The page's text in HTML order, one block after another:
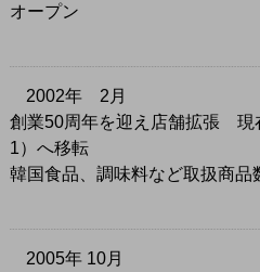
オープン
2002年 2月
創業50周年を迎え店舗拡張 現
1）へ移転
韓国食品、調味料など取扱商品
2005年 10月